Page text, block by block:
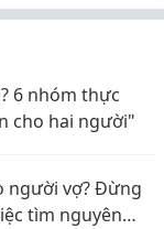
6 nhóm thực
cho hai người"
người vợ? Đừng
tìm nguyên